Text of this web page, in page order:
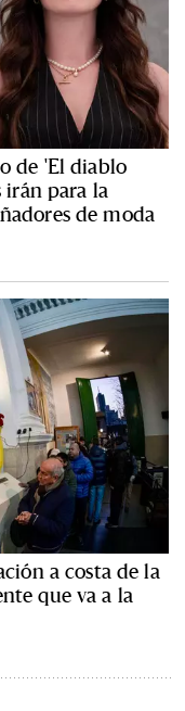
de 'El diablo
irán para la
de moda
a costa de la
que va a la